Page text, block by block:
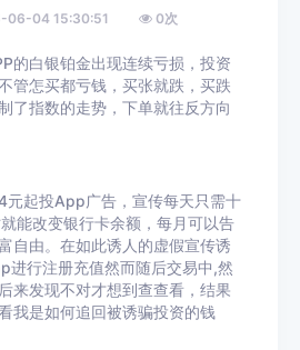
06-04 15:30:51 0次
白银铂金出现连续亏损，投资
管怎买都亏钱，买张就跌，买跌
了指数的走势，下单就往反方向
起投App广告，宣传每天只需十
能改变银行卡余额，每月可以告
自由。在如此诱人的虚假宣传诱
进行注册充值然而随后交易中,然
来发现不对才想到查查看，结果
我是如何追回被诱骗投资的钱